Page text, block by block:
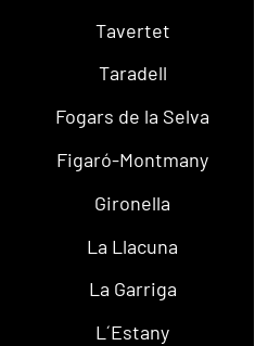
Tavertet
Taradell
Fogars de la Selva
Figaró-Montmany
Gironella
La Llacuna
La Garriga
L´Estany